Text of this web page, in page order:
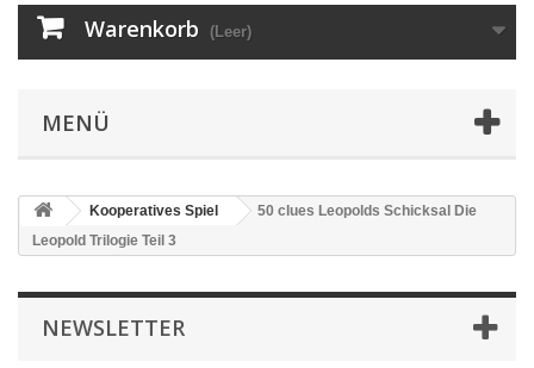
Warenkorb (Leer)
MENÜ
Kooperatives Spiel
50 clues Leopolds Schicksal Die
Leopold Trilogie Teil 3
NEWSLETTER